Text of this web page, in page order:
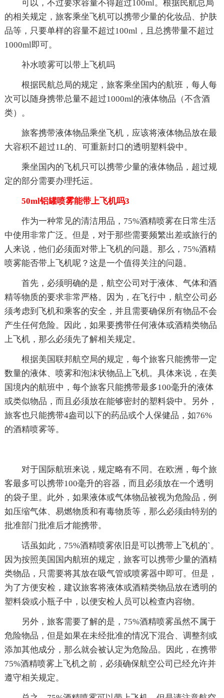
可以，不过要求容量不得超过100ml。根据民航总局
的相关规定，旅客乘坐飞机可以携带少量的化妆品、护肤
品等，只要单样的容量不超过100ml，且总携带量不超过
1000ml即可。
补水喷雾可以带上飞机吗
根据民航总局的规定，旅客乘坐国内的航班，每人每
次可以随身携带总量不超过1000ml的液体物品（不含酒
类）。
旅客携带液体物品乘坐飞机，应该将液体物品放在最
大容积不超过1L的、可重新封口的透明塑料袋中。
乘坐国内的飞机只可以携带少量的液体物品，超过规
定的部分需要办理托运。
50ml铝罐喷雾能带上飞机吗3
作为一种常见的清洁用品，75%酒精喷雾在日常生活
中使用非常广泛。但是，对于那些需要频繁出差或旅行的
人来说，他们必须面对带上飞机的问题。那么，75%酒精
喷雾能否带上飞机呢？这是一个值得关注的问题。
首先，必须明确的是，航空公司对于液体、气体和酒
精等物质的要求非常严格。因为，在飞行中，航空公司必
须考虑到飞机和乘客的安全，并且需要确保所有物品不会
产生任何危险。因此，如果要携带任何液体或酒精类物品
上飞机，那么必须先了解相关规定。
根据美国联邦航空局的规定，每个旅客只能携带一定
数量的液体、喷雾和泡沫状物品上飞机。具体来说，在美
国境内的航班中，每个旅客只能携带最多100毫升的液体
或类似物品，而且必须放在能够密封的塑料袋中。另外，
旅客也只能携带4盎司以下的药品或个人保健品，如76%
的酒精喷雾等。
对于国际航班来说，规定略有不同。在欧洲，每个旅
客最多可以携带100毫升的容器，而且必须放在一个透明
的袋子里。此外，如果液体或气体物品被视为危险品，例
如压缩气体、易燃物质和有毒物质等，那么必须由特别的
批准部门批准后才能携带。
话虽如此，75%酒精喷雾依旧是可以携带上飞机的`。
因为按照美国国内航班的规定，旅客可以携带少量的酒精
类物品，只需要将其放在吸气管或喷雾器中即可。但是，
为了方便安检，建议旅客将液体或酒精类物品放在透明的
塑料袋或小瓶子中，以便安检人员可以检查内容物。
另外，旅客需要了解的是，75%酒精喷雾虽然不属于
危险物品，但是如果在未经批准的情况下混合、调整剂或
添加其他成分，那么就会被认定为危险品。因此，在携带
75%酒精喷雾上飞机之前，必须确保航空公司已经允许并
遵守相关规定。